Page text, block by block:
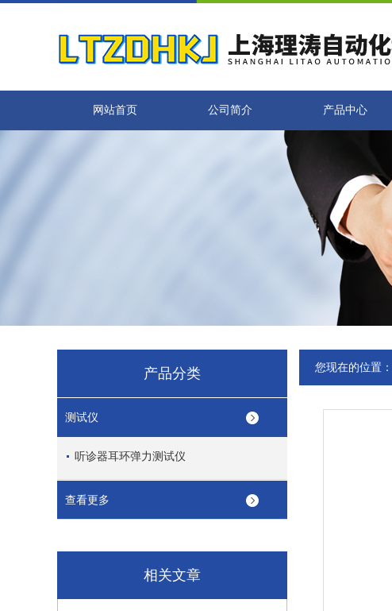
网站首页 公司简介 产品中心
产品分类
测试仪
听诊器耳环弹力测试仪
查看更多
相关文章
您现在的位置：